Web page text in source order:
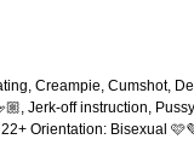
Creampie, Cumshot,
Jerk-off instruction,
Orientation: Bisexual